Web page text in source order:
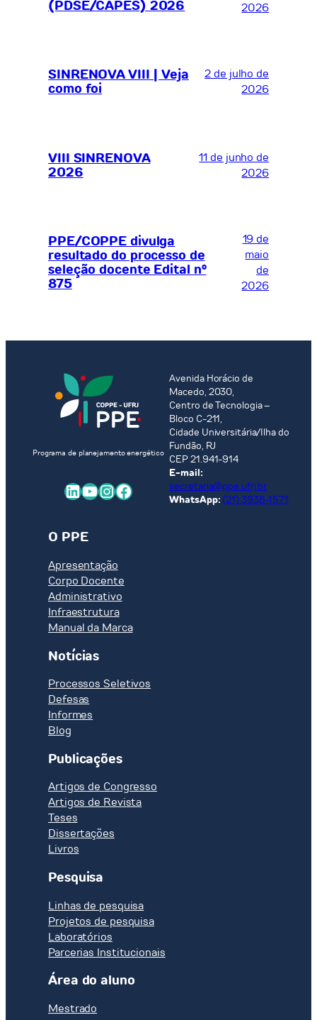
(PDSE/CAPES) 2026
2026
SINRENOVA VIII | Veja
como foi
2 de julho de
2026
VIII SINRENOVA
2026
11 de junho de
2026
PPE/COPPE divulga
resultado do processo de
seleção docente Edital nº
875
19 de
maio
de
2026
Programa de planejamento energético
LinkedIn Youtube InstagramFacebook
Avenida Horácio de
Macedo, 2030,
Centro de Tecnologia –
Bloco C-211,
Cidade Universitária/Ilha do
Fundão, RJ
CEP 21.941-914
E-mail:
secretaria@ppe.ufrj.br
WhatsApp: (21) 3938-1571
O PPE
Apresentação
Corpo Docente
Administrativo
Infraestrutura
Manual da Marca
Notícias
Processos Seletivos
Defesas
Informes
Blog
Publicações
Artigos de Congresso
Artigos de Revista
Teses
Dissertações
Livros
Pesquisa
Linhas de pesquisa
Projetos de pesquisa
Laboratórios
Parcerias Institucionais
Área do aluno
Mestrado